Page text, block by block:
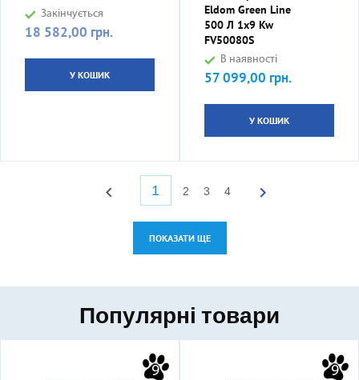
Закінчується
Ціна
18 582,00 грн.
У КОШИК
Eldom Green Line
500 Л 1x9 Kw
FV50080S
В наявності
Ціна
57 099,00 грн.
У КОШИК
 1 2 3 4 
ПОКАЗАТИ ЩЕ
Популярні товари
9 9